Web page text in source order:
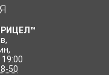
,
,
50